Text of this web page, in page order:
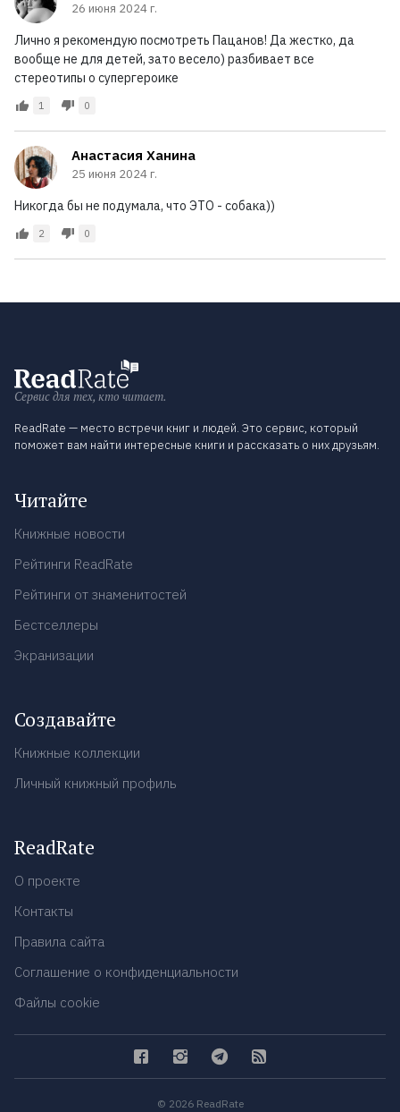
26 июня 2024 г.
Лично я рекомендую посмотреть Пацанов! Да жестко, да
вообще не для детей, зато весело) разбивает все
стереотипы о супергероике
1 0
Анастасия Ханина
25 июня 2024 г.
Никогда бы не подумала, что ЭТО - собака))
2 0
Сервис для тех, кто читает.
ReadRate — место встречи книг и людей. Это сервис, который
поможет вам найти интересные книги и рассказать о них друзьям.
Читайте
Книжные новости
Рейтинги ReadRate
Рейтинги от знаменитостей
Бестселлеры
Экранизации
Создавайте
Книжные коллекции
Личный книжный профиль
ReadRate
О проекте
Контакты
Правила сайта
Соглашение о конфиденциальности
Файлы cookie
© 2026 ReadRate